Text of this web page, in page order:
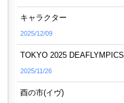
キャラクター
2025/12/09
TOKYO 2025 DEAFLYMPICS
2025/11/26
酉の市(イヴ)